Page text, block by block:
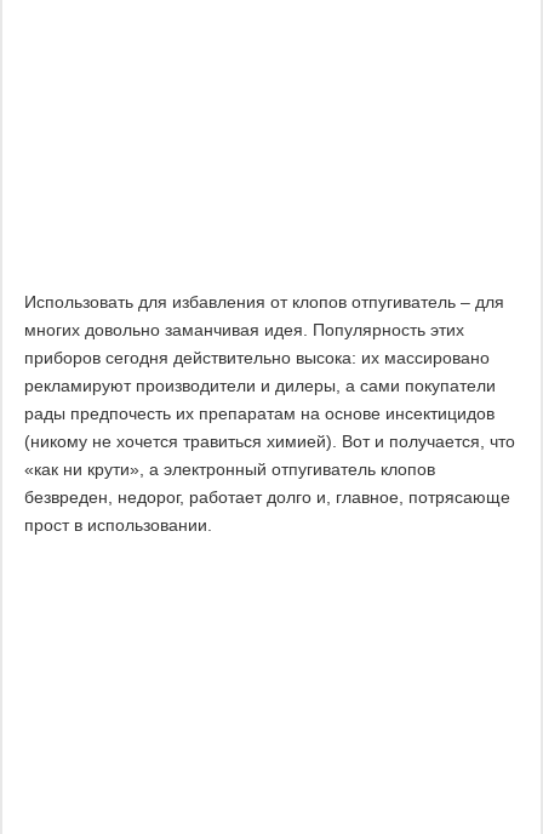
Использовать для избавления от клопов отпугиватель – для
многих довольно заманчивая идея. Популярность этих
приборов сегодня действительно высока: их массировано
рекламируют производители и дилеры, а сами покупатели
рады предпочесть их препаратам на основе инсектицидов
(никому не хочется травиться химией). Вот и получается, что
«как ни крути», а электронный отпугиватель клопов
безвреден, недорог, работает долго и, главное, потрясающе
прост в использовании.